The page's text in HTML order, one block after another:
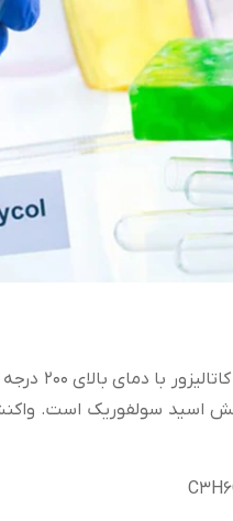
پروپیلن گلایکول از
واکنش اسید سولفوریک است.